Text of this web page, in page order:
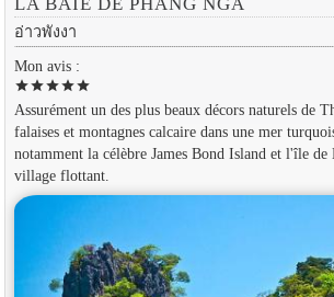
อ่าวพังงา
Mon avis :
starstarstarstarstar
Assurément un des plus beaux décors naturels de
falaises et montagnes calcaire dans une mer
notamment la célèbre James Bond Island et l'île de
village flottant.